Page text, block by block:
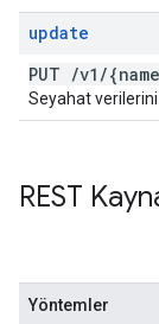
update
PUT /v1 /
Seyahat verilerini
REST
Yöntemler